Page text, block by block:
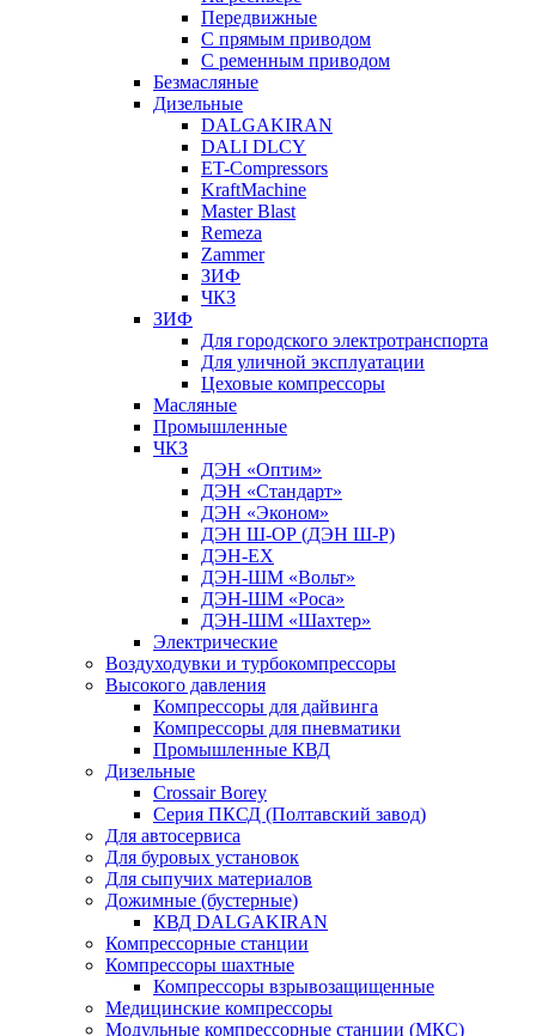
Передвижные
С прямым приводом
С ременным приводом
Безмасляные
Дизельные
DALGAKIRAN
DALI DLCY
ET-Compressors
KraftMachine
Master Blast
Remeza
Zammer
ЗИФ
ЧКЗ
ЗИФ
Для городского электротранспорта
Для уличной эксплуатации
Цеховые компрессоры
Масляные
Промышленные
ЧКЗ
ДЭН «Оптим»
ДЭН «Стандарт»
ДЭН «Эконом»
ДЭН Ш-ОР (ДЭН Ш-Р)
ДЭН-ЕХ
ДЭН-ШМ «Вольт»
ДЭН-ШМ «Роса»
ДЭН-ШМ «Шахтер»
Электрические
Воздуходувки и турбокомпрессоры
Высокого давления
Компрессоры для дайвинга
Компрессоры для пневматики
Промышленные КВД
Дизельные
Crossair Borey
Серия ПКСД (Полтавский завод)
Для автосервиса
Для буровых установок
Для сыпучих материалов
Дожимные (бустерные)
КВД DALGAKIRAN
Компрессорные станции
Компрессоры шахтные
Компрессоры взрывозащищенные
Медицинские компрессоры
Модульные компрессорные станции (МКС)